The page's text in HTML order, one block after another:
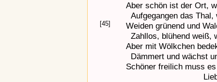
[45]
Aber schön ist der Ort,
Aufgegangen das
Weiden grünend und
Zahllos, blühend weiß,
Aber mit Wölkchen
Dämmert und wächst
Schöner freilich muss